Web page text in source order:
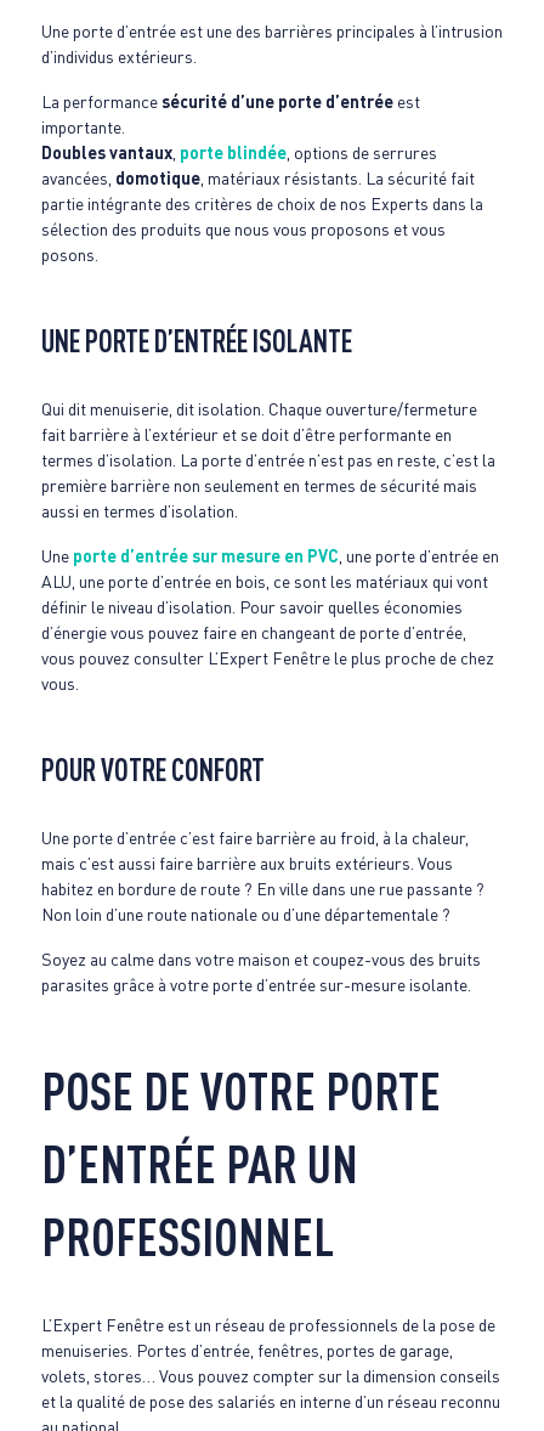
Une porte d’entrée est une des barrières principales à l’intrusion
d’individus extérieurs.
La performancesécurité d’une porte d’entréeest
importante.
Doubles vantaux, porte blindée, options de serrures
avancées, domotique, matériaux résistants. La sécurité fait
partie intégrante des critères de choix de nos Experts dans la
sélection des produits que nous vous proposons et vous
posons.
UNE PORTE D’ENTRÉE ISOLANTE
Qui dit menuiserie, dit isolation. Chaque ouverture/fermeture
fait barrière à l’extérieur et se doit d’être performante en
termes d’isolation. La porte d’entrée n’est pas en reste, c’est la
première barrière non seulement en termes de sécurité mais
aussi en termes d’isolation.
Une porte d’entrée sur mesure en PVC , une porte d’entrée en
ALU, une porte d’entrée en bois, ce sont les matériaux qui vont
définir le niveau d’isolation. Pour savoir quelles économies
d’énergie vous pouvez faire en changeant de porte d’entrée,
vous pouvez consulter L’Expert Fenêtre le plus proche de chez
vous.
POUR VOTRE CONFORT
Une porte d’entrée c’est faire barrière au froid, à la chaleur,
mais c’est aussi faire barrière aux bruits extérieurs. Vous
habitez en bordure de route ? En ville dans une rue passante ?
Non loin d’une route nationale ou d’une départementale ?
Soyez au calme dans votre maison et coupez-vous des bruits
parasites grâce à votre porte d’entrée sur-mesure isolante.
POSE DE VOTRE PORTE
D’ENTRÉE PAR UN
PROFESSIONNEL
L’Expert Fenêtre est un réseau de professionnels de la pose de
menuiseries. Portes d’entrée, fenêtres, portes de garage,
volets, stores… Vous pouvez compter sur la dimension conseils
et la qualité de pose des salariés en interne d’un réseau reconnu
au national.